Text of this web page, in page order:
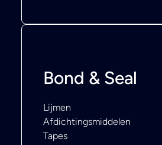
Bond & Seal
Lijmen
Afdichtingsmiddelen
Tapes